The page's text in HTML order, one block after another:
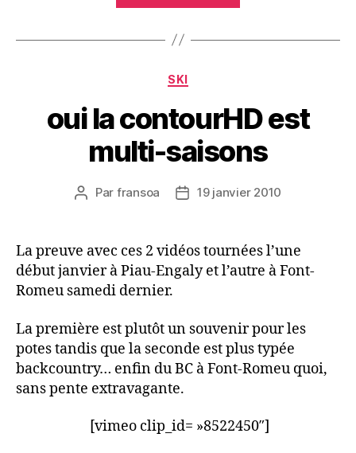
test
Catégories
SKI
oui la contourHD est
multi-saisons
Auteur
Par fransoa
Date19 janvier 2010
La preuve avec ces 2 vidéos tournées l’une
début janvier à Piau-Engaly et l’autre à Font-
Romeu samedi dernier.
La première est plutôt un souvenir pour les
potes tandis que la seconde est plus typée
backcountry… enfin du BC à Font-Romeu quoi,
sans pente extravagante.
[vimeo clip_id= »8522450″]